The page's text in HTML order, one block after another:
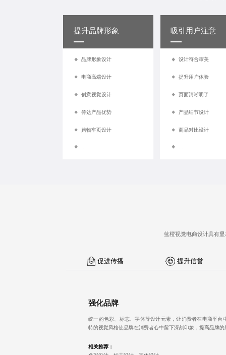
提升品牌形象
品牌形象设计
电商高端设计
创意视觉设计
传达产品优势
购物车页设计
...
吸引用户注意
设计符合审美
提升用户体验
页面清晰明了
产品细节设计
商品对比设计
...
蓝橙视觉电商设计具有
促进传播 提升信誉
强化品牌
统一的色彩、标志、字体等设计元素，让消费者在电商平台
特的视觉风格使品牌在消费者心中留下深刻印象，提高品牌的
相关推荐：